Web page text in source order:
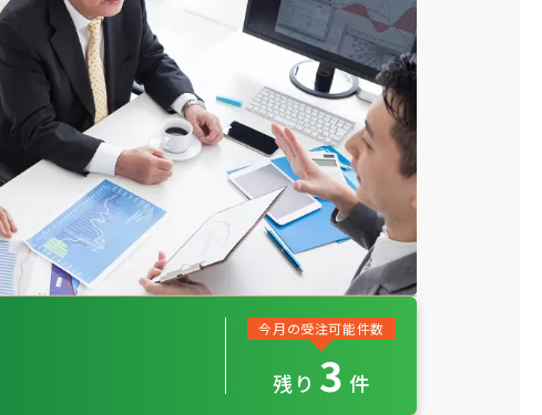
今月の受注可能件数
残り 3件